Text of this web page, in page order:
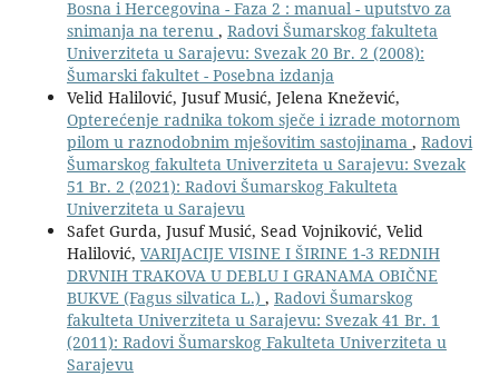
Bosna i Hercegovina - Faza 2 : manual - uputstvo za
snimanja na terenu , Radovi Šumarskog fakulteta
Univerziteta u Sarajevu: Svezak 20 Br. 2 (2008):
Šumarski fakultet - Posebna izdanja
Velid Halilović, Jusuf Musić, Jelena Knežević,
Opterećenje radnika tokom sječe i izrade motornom
pilom u raznodobnim mješovitim sastojinama , Radovi
Šumarskog fakulteta Univerziteta u Sarajevu: Svezak
51 Br. 2 (2021): Radovi Šumarskog Fakulteta
Univerziteta u Sarajevu
Safet Gurda, Jusuf Musić, Sead Vojniković, Velid
Halilović, VARIJACIJE VISINE I ŠIRINE 1-3 REDNIH
DRVNIH TRAKOVA U DEBLU I GRANAMA OBIČNE
BUKVE (Fagus silvatica L.) , Radovi Šumarskog
fakulteta Univerziteta u Sarajevu: Svezak 41 Br. 1
(2011): Radovi Šumarskog Fakulteta Univerziteta u
Sarajevu